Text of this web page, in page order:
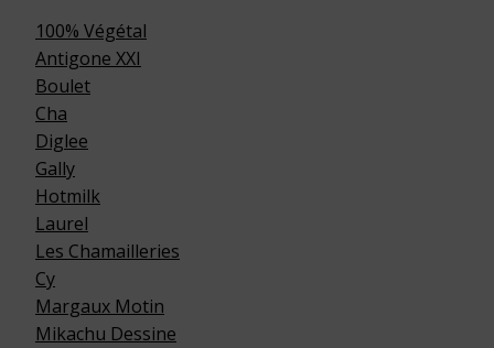
100% Végétal
Antigone XXI
Boulet
Cha
Diglee
Gally
Hotmilk
Laurel
Les Chamailleries
Cy
Margaux Motin
Mikachu Dessine